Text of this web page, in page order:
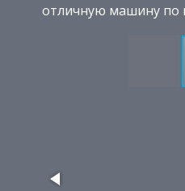
отличную машину по